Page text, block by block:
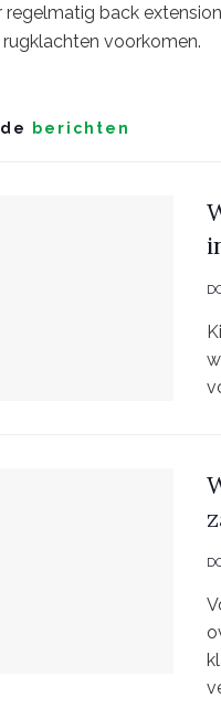
regelmatig back
voorkomen.
berichten